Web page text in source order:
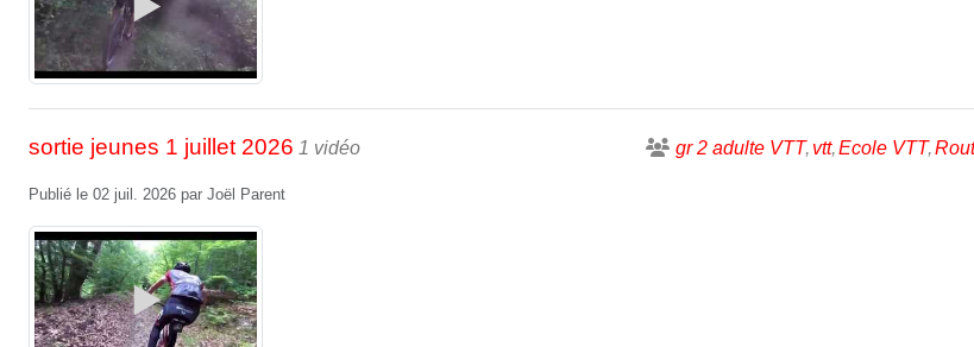
sortie jeunes 1 juillet 2026 1 vidéo gr 2 adulte VTT vtt Ecole VTT
Publié le 02 juil. 2026 par Joël Parent